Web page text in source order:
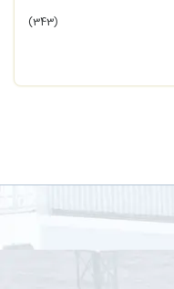
(343)